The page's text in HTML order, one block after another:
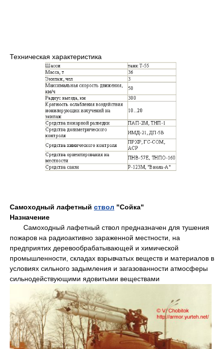
Техническая характеристика
Самоходный лафетный ствол "Сойка"
Назначение
Самоходный лафетный ствол предназначен для тушения
пожаров на радиоактивно зараженной местности, на
предприятих деревообрабатывающей и химической
промышленности, складах взрывчатых веществ и материалов в
условиях сильного задымления и загазованности атмосферы
сильнодействующими ядовитыми веществами